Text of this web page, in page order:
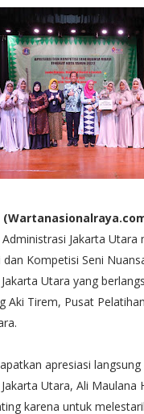
Jakarta Utara
Kompetisi Seni
Utara yang
Aki Tirem, Pusat
apresiasi
Utara, Ali Maulana
karena untuk